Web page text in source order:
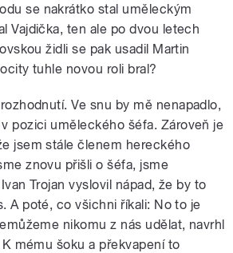
se nakrátko stal uměleckým
Vajdička, ten ale po dvou letech
židli se pak usadil Martin
tuhle novou roli bral?
Ve snu by mě nenapadlo,
pozici uměleckého šéfa. Zároveň je
jsem stále členem hereckého
znovu přišli o šéfa, jsme
Trojan vyslovil nápad, že by to
A poté, co všichni říkali: No to je
nikomu z nás udělat, navrhl
mému šoku a překvapení to